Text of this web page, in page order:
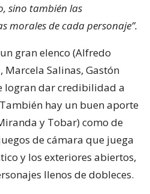
sino también las
morales de cada personaje”.
gran elenco (Alfredo
Salinas, Gastón
logran dar credibilidad a
hay un buen aporte
y Tobar) como de
de cámara que juega
y los exteriores abiertos,
llenos de dobleces.